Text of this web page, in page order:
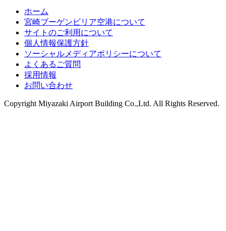
ホーム
宮崎ブーゲンビリア空港について
サイトのご利用について
個人情報保護方針
ソーシャルメディアポリシーについて
よくあるご質問
採用情報
お問い合わせ
Copyright Miyazaki Airport Building Co.,Ltd. All Rights Reserved.